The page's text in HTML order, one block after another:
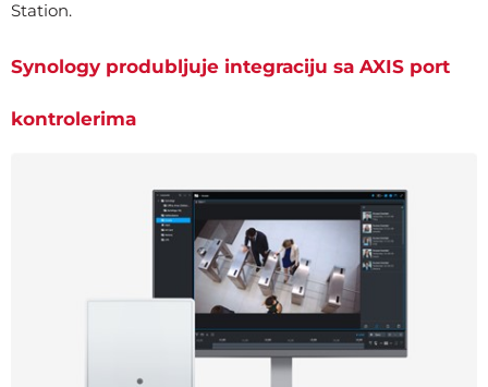
Station.
Synology produbljuje integraciju sa AXIS port
kontrolerima